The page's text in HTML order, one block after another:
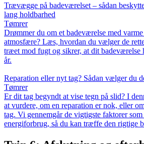
Trævægge på badeværelset – sådan
lang holdbarhed
Tømrer
Drømmer du om et badeværelse med
atmosfære? Læs, hvordan du vælger de
træet mod fugt og sikrer, at dit badeværelse
år.
Reparation eller nyt tag? Sådan vælger du
Tømrer
Er dit tag begyndt at vise tegn på slid? I
at vurdere, om en reparation er nok, eller
tag. Vi gennemgår de vigtigste faktorer
energiforbrug, så du kan træffe den rigtige